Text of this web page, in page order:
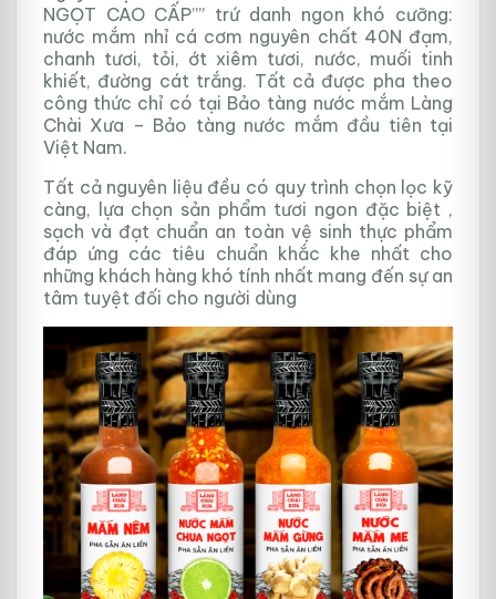
NGỌT CAO CẤP”” trứ danh ngon khó cưỡng:
nước mắm nhỉ cá cơm nguyên chất 40N đạm,
chanh tươi, tỏi, ớt xiêm tươi, nước, muối tinh
khiết, đường cát trắng. Tất cả được pha theo
công thức chỉ có tại Bảo tàng nước mắm Làng
Chài Xưa – Bảo tàng nước mắm đầu tiên tại
Việt Nam.
Tất cả nguyên liệu đều có quy trình chọn lọc kỹ
càng, lựa chọn sản phẩm tươi ngon đặc biệt ,
sạch và đạt chuẩn an toàn vệ sinh thực phẩm
đáp ứng các tiêu chuẩn khắc khe nhất cho
những khách hàng khó tính nhất mang đến sự an
tâm tuyệt đối cho người dùng